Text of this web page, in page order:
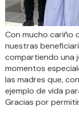
Con mucho cariño
nuestras
compartiendo una
momentos
las madres que,
ejemplo de vida
Gracias por